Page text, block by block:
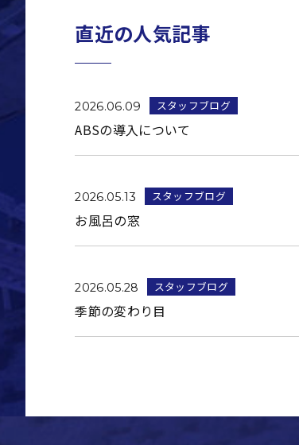
直近の人気記事
2026.06.09 スタッフブログ
ABSの導入について
2026.05.13 スタッフブログ
お風呂の窓
2026.05.28 スタッフブログ
季節の変わり目